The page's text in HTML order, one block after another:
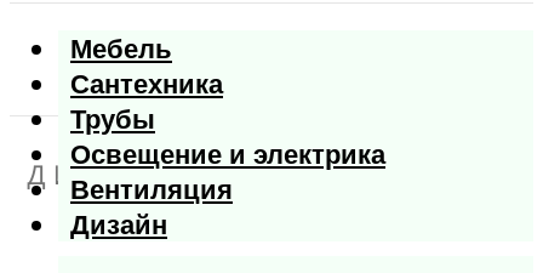
Мебель
Сантехника
Трубы
Освещение и электрика
Вентиляция
Дизайн